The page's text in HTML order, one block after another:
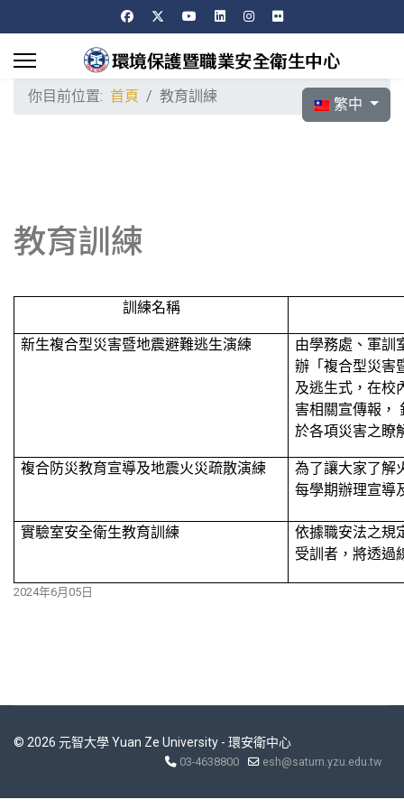
選擇你的語言
繁中
你目前位置: 首頁 教育訓練
教育訓練
訓練名稱
新生複合型災害暨地震避難逃生演練
由學務處、軍訓
辦「複合型災害
及逃生式，在校
害相關宣傳報，
於各項災害之瞭
複合防災教育宣導及地震火災疏散演練
為了讓大家了解
每學期辦理宣導
實驗室安全衛生教育訓練
依據職安法之規
受訓者，將透過
2024年6月05日
© 2026 元智大學 Yuan Ze University - 環安衛中心
03-4638800 esh@saturn.yzu.edu.tw